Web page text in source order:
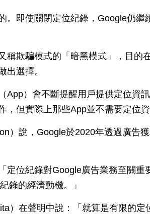
。即使關閉定位紀錄，Google仍繼
稱欺騙模式的「暗黑模式」，目的
出選擇。
App）會不斷提醒用戶提供定位資
但實際上那些App並不需要定位資
）說，Google於2020年透過廣告
定位紀錄對Google廣告業務至關重
錄的經濟動機。」
）在聲明中說：「就算是有限的定